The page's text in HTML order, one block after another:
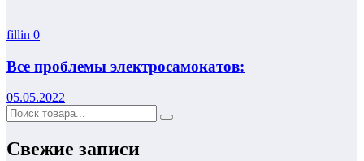
fillin 0
Все проблемы электросамокатов:
05.05.2022
Свежие записи